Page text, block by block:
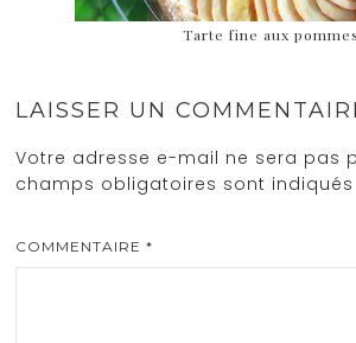
Tarte fine aux pommes
LAISSER UN
Votre adresse e-mail ne sera pas
champs obligatoires sont
COMMENTAIRE*